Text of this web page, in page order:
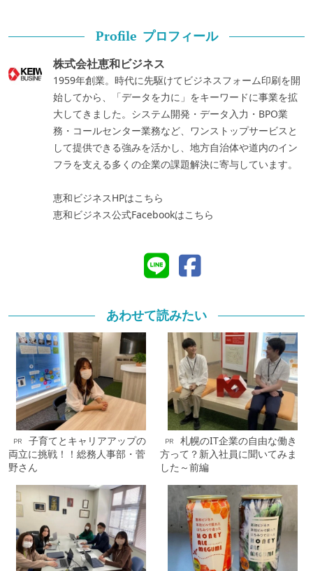
Profile プロフィール
株式会社恵和ビジネス
1959年創業。時代に先駆けてビジネスフォーム印刷を開
始してから、「データを力に」をキーワードに事業を拡
大してきました。システム開発・データ入力・BPO業
務・コールセンター業務など、ワンストップサービスと
して提供できる強みを活かし、地方自治体や道内のイン
フラを支える多くの企業の課題解決に寄与しています。
恵和ビジネスHPはこちら
恵和ビジネス公式Facebookはこちら
あわせて読みたい
PR
子育てとキャリアアップの
両立に挑戦！！総務人事部・菅
野さん
PR
札幌のIT企業の自由な働き
方って？新入社員に聞いてみま
した～前編